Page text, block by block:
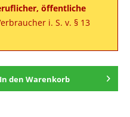
öffentliche
i. S. v. § 13
In den Warenkorb